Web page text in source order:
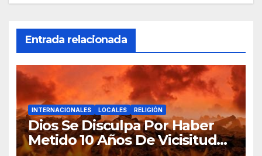
Entrada relacionada
INTERNACIONALES LOCALES RELIGIÓN
Dios Se Disculpa Por Haber
Metido 10 Años De Vicisitudes